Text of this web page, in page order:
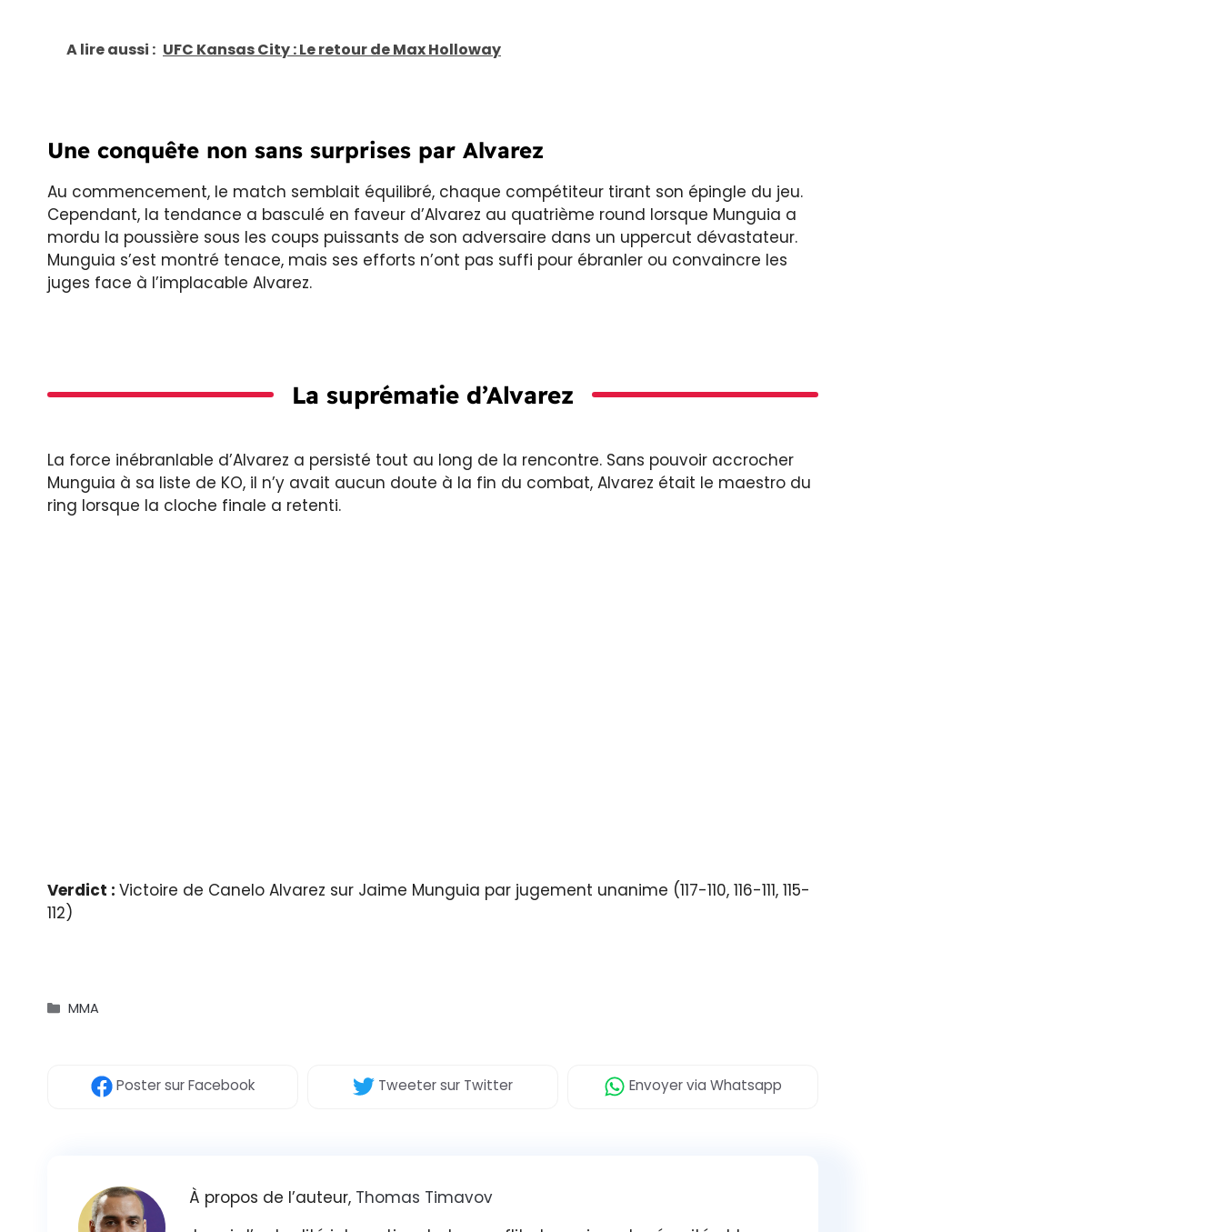
A lire aussi : UFC Kansas City : Le retour de Max Holloway
Une conquête non sans surprises par Alvarez
Au commencement, le match semblait équilibré, chaque compétiteur tirant son épingle du jeu.
Cependant, la tendance a basculé en faveur d’Alvarez au quatrième round lorsque Munguia a
mordu la poussière sous les coups puissants de son adversaire dans un uppercut dévastateur.
Munguia s’est montré tenace, mais ses efforts n’ont pas suffi pour ébranler ou convaincre les
juges face à l’implacable Alvarez.
La suprématie d’Alvarez
La force inébranlable d’Alvarez a persisté tout au long de la rencontre. Sans pouvoir accrocher
Munguia à sa liste de KO, il n’y avait aucun doute à la fin du combat, Alvarez était le maestro du
ring lorsque la cloche finale a retenti.
Verdict : Victoire de Canelo Alvarez sur Jaime Munguia par jugement unanime (117-110, 116-111, 115-
112)
Catégories
MMA
Postersur Facebook Tweetersur Twitter Envoyervia Whatsapp
À propos de l’auteur, Thomas Timavov